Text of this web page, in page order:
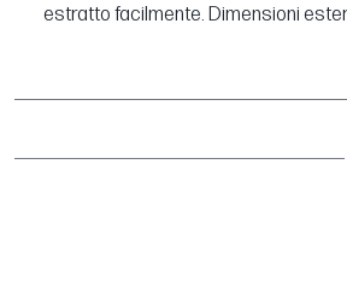
estratto facilmente. Dimensioni